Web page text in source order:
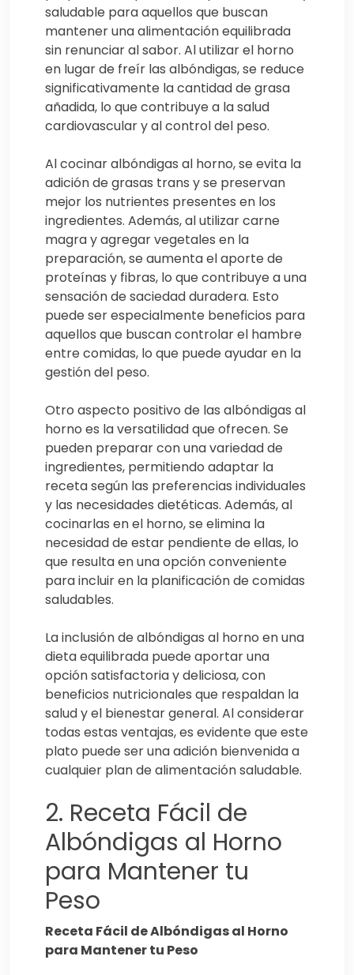
saludable para aquellos que buscan
mantener una alimentación equilibrada
sin renunciar al sabor. Al utilizar el horno
en lugar de freír las albóndigas, se reduce
significativamente la cantidad de grasa
añadida, lo que contribuye a la salud
cardiovascular y al control del peso.
Al cocinar albóndigas al horno, se evita la
adición de grasas trans y se preservan
mejor los nutrientes presentes en los
ingredientes. Además, al utilizar carne
magra y agregar vegetales en la
preparación, se aumenta el aporte de
proteínas y fibras, lo que contribuye a una
sensación de saciedad duradera. Esto
puede ser especialmente beneficios para
aquellos que buscan controlar el hambre
entre comidas, lo que puede ayudar en la
gestión del peso.
Otro aspecto positivo de las albóndigas al
horno es la versatilidad que ofrecen. Se
pueden preparar con una variedad de
ingredientes, permitiendo adaptar la
receta según las preferencias individuales
y las necesidades dietéticas. Además, al
cocinarlas en el horno, se elimina la
necesidad de estar pendiente de ellas, lo
que resulta en una opción conveniente
para incluir en la planificación de comidas
saludables.
La inclusión de albóndigas al horno en una
dieta equilibrada puede aportar una
opción satisfactoria y deliciosa, con
beneficios nutricionales que respaldan la
salud y el bienestar general. Al considerar
todas estas ventajas, es evidente que este
plato puede ser una adición bienvenida a
cualquier plan de alimentación saludable.
2. Receta Fácil de
Albóndigas al Horno
para Mantener tu
Peso
Receta Fácil de Albóndigas al Horno
para Mantener tu Peso